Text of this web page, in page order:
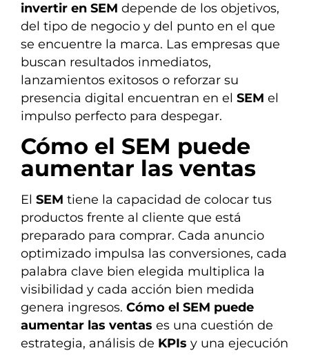
invertir en SEM depende de los objetivos,
del tipo de negocio y del punto en el que
se encuentre la marca. Las empresas que
buscan resultados inmediatos,
lanzamientos exitosos o reforzar su
presencia digital encuentran en el SEM el
impulso perfecto para despegar.
Cómo el SEM puede
aumentar las ventas
El SEM tiene la capacidad de colocar tus
productos frente al cliente que está
preparado para comprar. Cada anuncio
optimizado impulsa las conversiones, cada
palabra clave bien elegida multiplica la
visibilidad y cada acción bien medida
genera ingresos. Cómo el SEM puede
aumentar las ventas es una cuestión de
estrategia, análisis de KPIs y una ejecución